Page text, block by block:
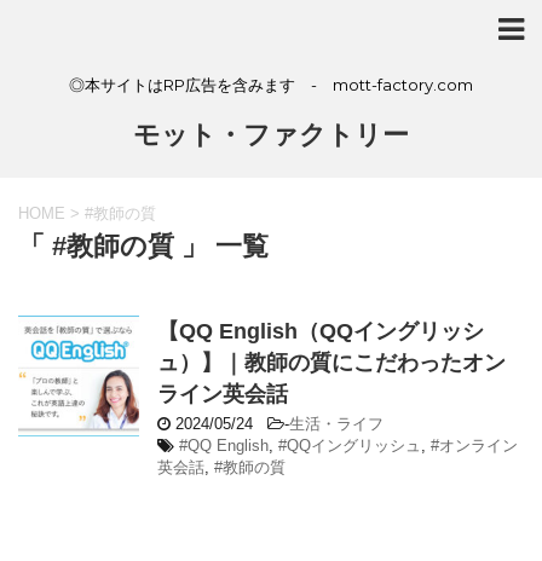
◎本サイトはRP広告を含みます - mott-factory.com
モット・ファクトリー
HOME > #教師の質
「 #教師の質 」 一覧
【QQ English（QQイングリッシ
ュ）】｜教師の質にこだわったオン
ライン英会話
2024/05/24 -生活・ライフ
#QQ English, #QQイングリッシュ , #オンライン
英会話, #教師の質